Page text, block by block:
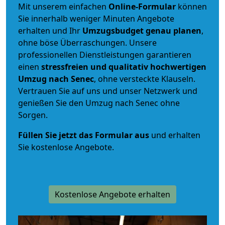
Mit unserem einfachen Online-Formular können
Sie innerhalb weniger Minuten Angebote
erhalten und Ihr Umzugsbudgetgenau planen,
ohne böse Überraschungen. Unsere
professionellen Dienstleistungen garantieren
einen stressfreien und qualitativ hochwertigen
Umzug nach Senec, ohne versteckte Klauseln.
Vertrauen Sie auf uns und unser Netzwerk und
genießen Sie den Umzug nach Senec ohne
Sorgen.
Füllen Sie jetzt das Formular aus und erhalten
Sie kostenlose Angebote.
Kostenlose Angebote erhalten